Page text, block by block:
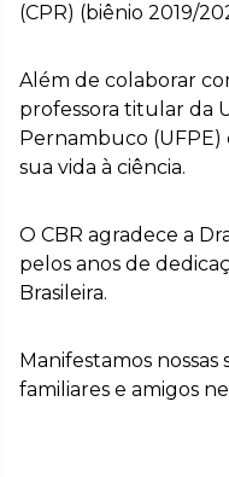
(CPR) (biênio 2019/
Além de colaborar
professora titular da
Pernambuco (UFPE)
sua vida à ciência.
O CBR agradece a
pelos anos de
Brasileira.
Manifestamos nossas
familiares e amigos